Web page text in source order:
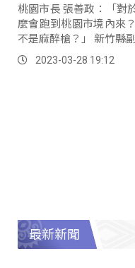
桃園市長 張善政：「對
麼會跑到桃園市境內來
不是麻醉槍？」 新竹縣副縣長 陳見賢：「林姓獵人我們在跟
他聯絡的時候，請求詢
發現場，你說我們怎麼
2023-03-28 19:12
最新新聞